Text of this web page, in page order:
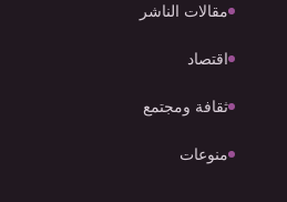
مقالات الناشر
اقتصاد
ثقافة ومجتمع
منوعات